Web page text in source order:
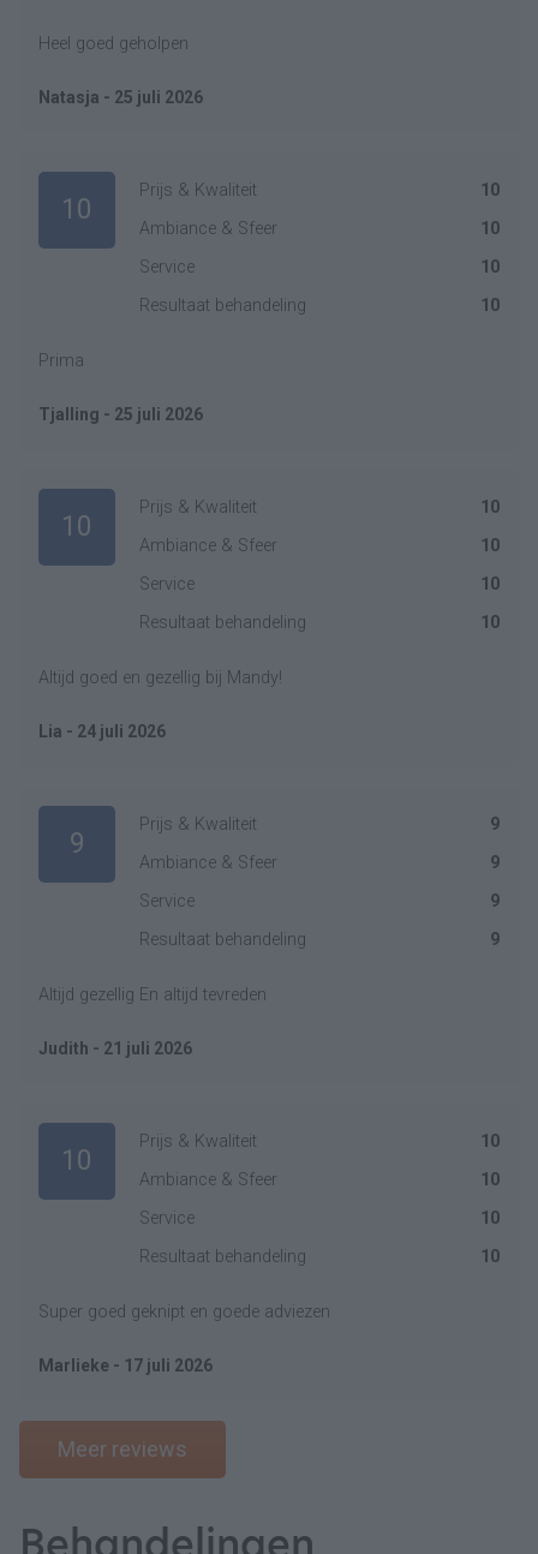
Heel goed geholpen
Natasja - 25 juli 2026
10
Prijs & Kwaliteit
10
Ambiance & Sfeer
10
Service
10
Resultaat behandeling
10
Prima
Tjalling - 25 juli 2026
10
Prijs & Kwaliteit
10
Ambiance & Sfeer
10
Service
10
Resultaat behandeling
10
Altijd goed en gezellig bij Mandy!
Lia - 24 juli 2026
9
Prijs & Kwaliteit
9
Ambiance & Sfeer
9
Service
9
Resultaat behandeling
9
Altijd gezellig En altijd tevreden
Judith - 21 juli 2026
10
Prijs & Kwaliteit
10
Ambiance & Sfeer
10
Service
10
Resultaat behandeling
10
Super goed geknipt en goede adviezen
Marlieke - 17 juli 2026
Meer reviews